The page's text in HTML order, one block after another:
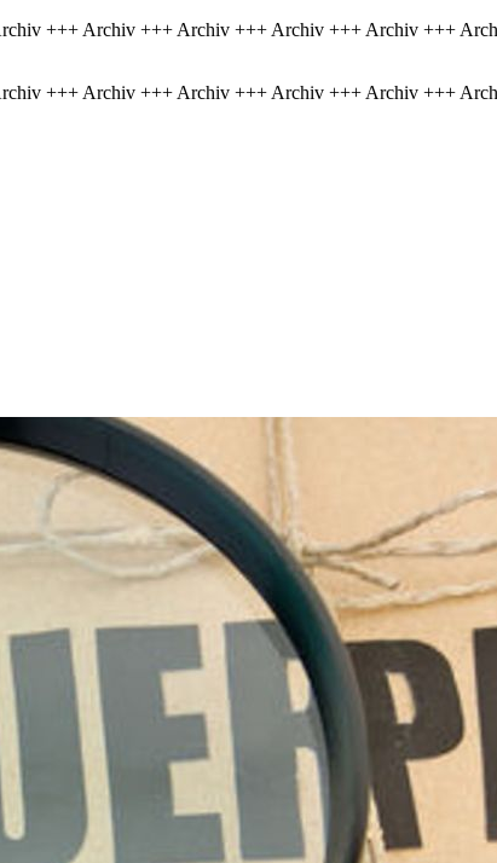
+++ Archiv +++ Archiv +++ Archiv +++ Archiv +++
+++ Archiv +++ Archiv +++ Archiv +++ Archiv +++